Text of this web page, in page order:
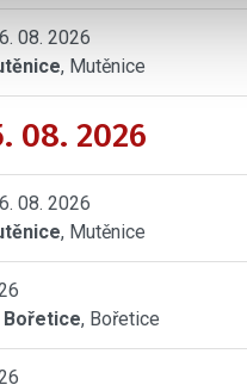
08. 2026
, Mutěnice
08. 2026
08. 2026
, Mutěnice
, Bořetice